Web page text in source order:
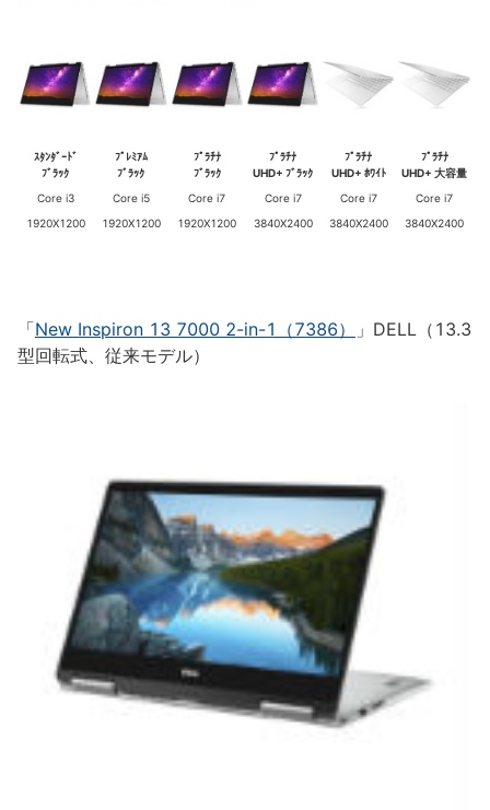
ｽﾀﾝﾀﾞｰﾄﾞ
ﾌﾞﾗｯｸ
Core i3
1920X1200
ﾌﾟﾚﾐｱﾑ
ﾌﾞﾗｯｸ
Core i5
1920X1200
ﾌﾟﾗﾁﾅ
ﾌﾞﾗｯｸ
Core i7
1920X1200
ﾌﾟﾗﾁﾅ
UHD+ ﾌﾞﾗｯｸ
Core i7
3840X2400
ﾌﾟﾗﾁﾅ
UHD+ ﾎﾜｲﾄ
Core i7
3840X2400
ﾌﾟﾗﾁﾅ
UHD+ 大容量
Core i7
3840X2400
「New Inspiron 13 7000 2-in-1（7386）
」DELL（13.3
型回転式、従来モデル）